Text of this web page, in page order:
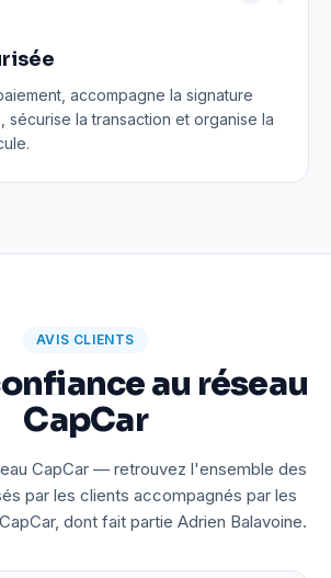
accompagne la signature
sécurise la transaction et organise la
AVIS CLIENTS
au réseau
CapCar
CapCar — retrouvez l'ensemble des
par les clients accompagnés par les
dont fait partie Adrien Balavoine.